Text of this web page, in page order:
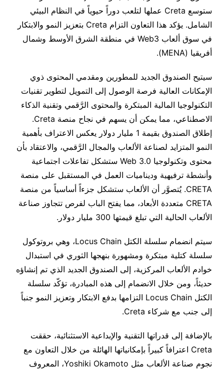
ستوسع Creta عملها لتلعب دوراً حيوياً في النظام البيئي
الشامل. يؤكد هذا التعاون التزام Creta بتعزيز النمو والابتكار
في سوق ألعاب Web3 في منطقة الشرق الأوسط وشمال
أفريقيا (MENA).
سيتيح الصندوق الجديد للمطورين ومقدمي المحتوى ذوي
الإمكانات العالية فرصة الوصول إلى التمويل لتطوير تقنيات
التكنولوجيا المالية المبتكرة والمحتوى الرَّقمي وتقنية الذكاء
الاصطناعي، مما يمكن أن يسهم في نجاح منصة Creta.
إطلاق الصندوق بقيمة 1 مليار دولار يعكس الاعتراف بأهمية
النمو المتزايد لصناعة الألعاب والمجال الرَّقمي، والاعتقاد بأن
محتوى وتكنولوجيا Web 3.0 ستشكل تفاعلات اجتماعية
وأنشطة ترفيهية وديناميات العمل في المستقبل على منصة
CRETA. يُتصوَّر أن الألعاب ستشكل جزءاً أساسياً من منصة
CRETA متعددة الأبعاد، مما يفتح الباب لفرص تتجاوز صناعة
الألعاب الحالية التي تبلغ قيمتها 300 مليار دولار.
سيتم انضمام سلسلة الكتل Locus Chain، وهي بروتوكول
سلسلة كتلية مبتكرة ومشهورة بنهجها الثوري في استبدال
خوادم الألعاب المركزية، إلى الصندوق الجديد الذي تم إنشاؤه
حديثاً، ومن خلال الانضمام إلى هذه المبادرة، تؤكّد سلسلة
الكتل Locus Chain التزامها بدفع الابتكار وتعزيز النمو جنباً
إلى جنب مع شركاء Creta.
بالإضافة إلى قدراتها التقنية والإبداعية الاستثنائية، حققت
Creta اعترافاً كبيراً بإمكانياتها الهائلة من خلال التعاون مع
نجوم صناعة الألعاب مثل Yoshiki Okamoto، المعروف